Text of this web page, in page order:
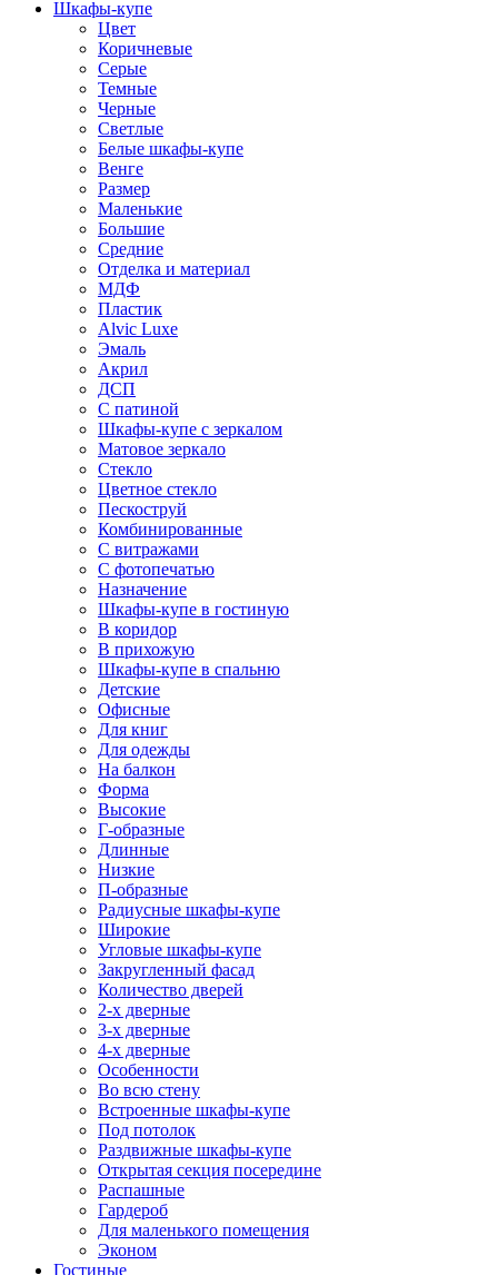
Шкафы-купе
Цвет
Коричневые
Серые
Темные
Черные
Светлые
Белые шкафы-купе
Венге
Размер
Маленькие
Большие
Средние
Отделка и материал
МДФ
Пластик
Alvic Luxe
Эмаль
Акрил
ДСП
С патиной
Шкафы-купе с зеркалом
Матовое зеркало
Стекло
Цветное стекло
Пескоструй
Комбинированные
С витражами
С фотопечатью
Назначение
Шкафы-купе в гостиную
В коридор
В прихожую
Шкафы-купе в спальню
Детские
Офисные
Для книг
Для одежды
На балкон
Форма
Высокие
Г-образные
Длинные
Низкие
П-образные
Радиусные шкафы-купе
Широкие
Угловые шкафы-купе
Закругленный фасад
Количество дверей
2-х дверные
3-х дверные
4-х дверные
Особенности
Во всю стену
Встроенные шкафы-купе
Под потолок
Раздвижные шкафы-купе
Открытая секция посередине
Распашные
Гардероб
Для маленького помещения
Эконом
Гостиные